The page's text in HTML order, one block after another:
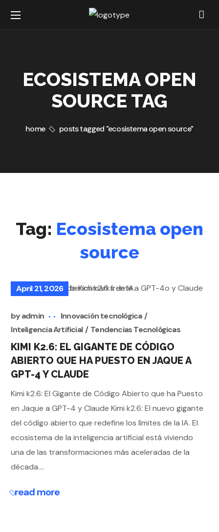
ECOSISTEMA OPEN
SOURCE TAG
home posts tagged "ecosistema open source"
Tag: Ecosistema open
source
April 21, 2026
byadmin
Innovación tecnológica
Inteligencia Artificial
Tendencias Tecnológicas
KIMI K2.6: EL GIGANTE DE CÓDIGO
ABIERTO QUE HA PUESTO EN JAQUE A
GPT-4 Y CLAUDE
Kimi k2.6: El Gigante de Código Abierto que ha Puesto
en Jaque a GPT-4 y Claude Kimi k2.6: El nuevo gigante
del código abierto que redefine los límites de la IA. El
ecosistema de la inteligencia artificial está viviendo
una de las transformaciones más aceleradas de la
década....
read more